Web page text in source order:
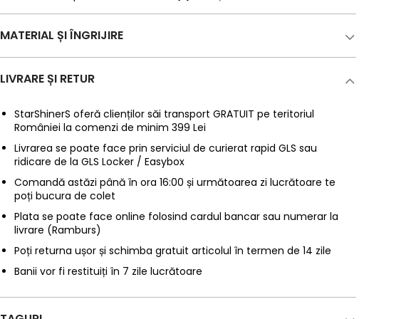
MATERIAL ȘI ÎNGRIJIRE
LIVRARE ȘI RETUR
StarShinerS oferă clienților săi transport GRATUIT pe teritoriul
României la comenzi de minim 399 Lei
Livrarea se poate face prin serviciul de curierat rapid GLS sau
ridicare de la GLS Locker / Easybox
Comandă astăzi până în ora 16:00 și următoarea zi lucrătoare te
poți bucura de colet
Plata se poate face online folosind cardul bancar sau numerar la
livrare (Ramburs)
Poți returna ușor și schimba gratuit articolul în termen de 14 zile
Banii vor fi restituiți în 7 zile lucrătoare